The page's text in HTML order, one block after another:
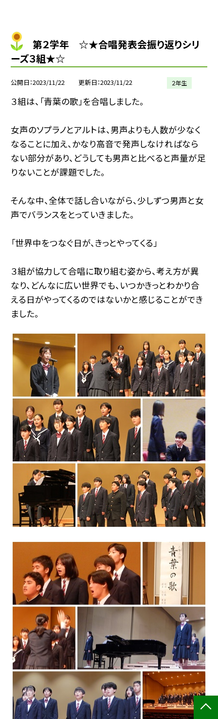
第２学年 ☆★合唱発表会振り返りシリ
ーズ３組★☆
公開日 2023/11/22 更新日 2023/11/22 ２年生
３組は、「青葉の歌」を合唱しました。
女声のソプラノとアルトは、男声よりも人数が少なく
なることに加え、かなり高音で発声しなければなら
ない部分があり、どうしても男声と比べると声量が足
りないことが課題でした。
そんな中、全体で話し合いながら、少しずつ男声と女
声でバランスをとっていきました。
「世界中をつなぐ日が、きっとやってくる」
３組が協力して合唱に取り組む姿から、考え方が異
なり、どんなに広い世界でも、いつかきっとわかり合
える日がやってくるのではないかと感じることができ
ました。